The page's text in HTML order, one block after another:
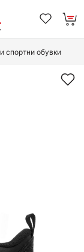
спортни обувки